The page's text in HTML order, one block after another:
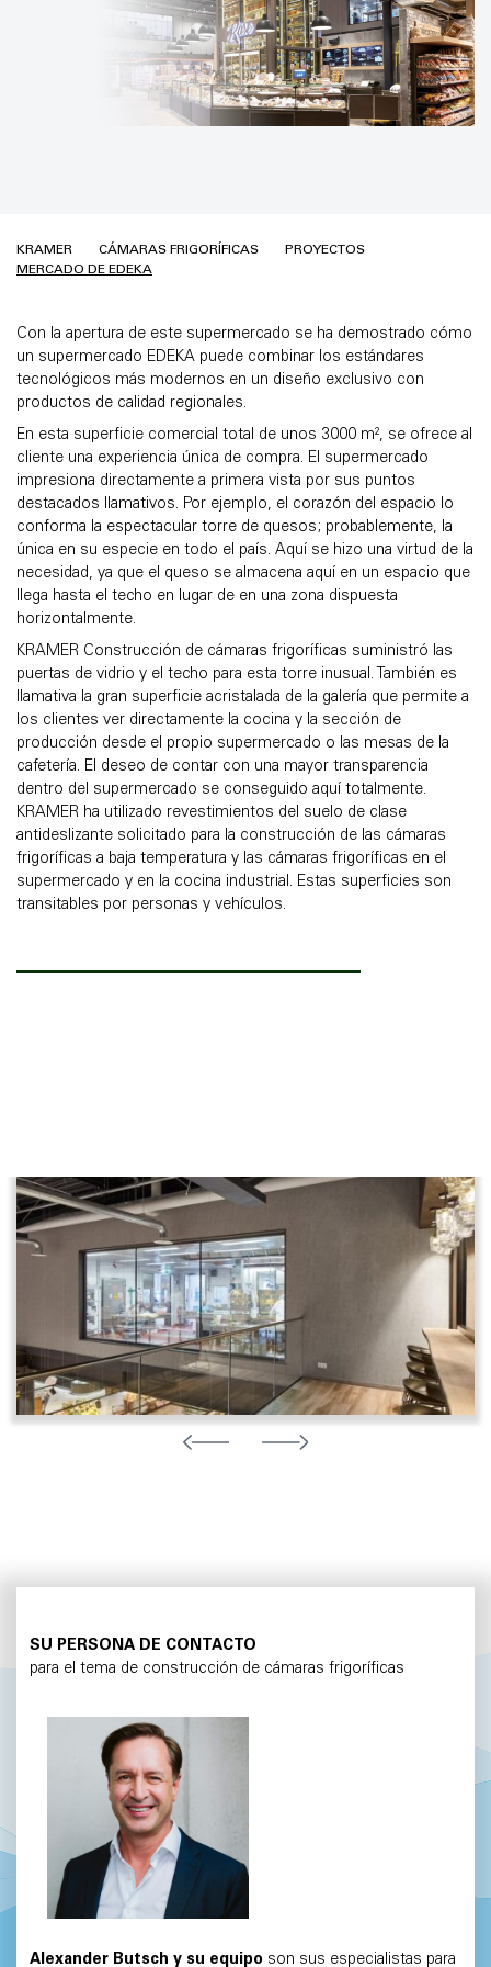
KRAMER CÁMARAS FRIGORÍFICAS
PROYECTOS
MERCADO DE EDEKA
Con la apertura de este supermercado se ha demostrado cómo
un supermercado EDEKA puede combinar los estándares
tecnológicos más modernos en un diseño exclusivo con
productos de calidad regionales.
En esta superficie comercial total de unos 3000 m², se ofrece al
cliente una experiencia única de compra. El supermercado
impresiona directamente a primera vista por sus puntos
destacados llamativos. Por ejemplo, el corazón del espacio lo
conforma la espectacular torre de quesos; probablemente, la
única en su especie en todo el país. Aquí se hizo una virtud de la
necesidad, ya que el queso se almacena aquí en un espacio que
llega hasta el techo en lugar de en una zona dispuesta
horizontalmente.
KRAMER Construcción de cámaras frigoríficas suministró las
puertas de vidrio y el techo para esta torre inusual. También es
llamativa la gran superficie acristalada de la galería que permite a
los clientes ver directamente la cocina y la sección de
producción desde el propio supermercado o las mesas de la
cafetería. El deseo de contar con una mayor transparencia
dentro del supermercado se conseguido aquí totalmente.
KRAMER ha utilizado revestimientos del suelo de clase
antideslizante solicitado para la construcción de las cámaras
frigoríficas a baja temperatura y las cámaras frigoríficas en el
supermercado y en la cocina industrial. Estas superficies son
transitables por personas y vehículos.
SU PERSONA DE CONTACTO
para el tema de construcción de cámaras frigoríficas
Alexander Butsch y su equipo son sus especialistas para